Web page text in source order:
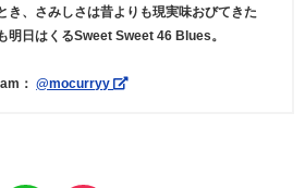
き、さみしさは昔よりも現実味おびてきた
明日はくるSweet Sweet 46 Blues。
：@mocurryy